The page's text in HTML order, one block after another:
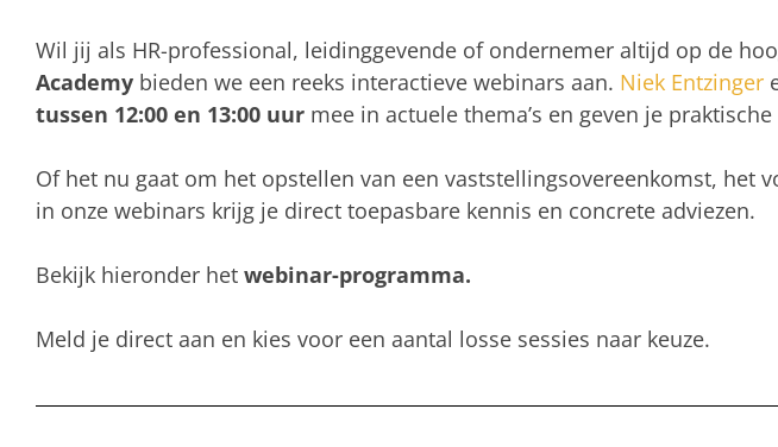
Wil jij als HR-professional, leidinggevende of ondernemer altijd op de
Academy bieden we een reeks interactieve webinars aan. Niek Entzinger
tussen 12:00 en 13:00 uur mee in actuele thema’s en geven je
Of het nu gaat om het opstellen van een vaststellingsovereenkomst,
in onze webinars krijg je direct toepasbare kennis en concrete adviezen.
Bekijk hieronder het webinar-programma.
Meld je direct aan en kies voor een aantal losse sessies naar keuze.